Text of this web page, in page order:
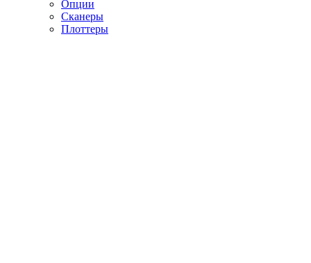
Опции
Сканеры
Плоттеры